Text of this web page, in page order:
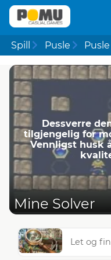
Spill Pusle Pusle
Dessverre
tilgjengelig for
Vennligst husk
Mine Solver
Let og